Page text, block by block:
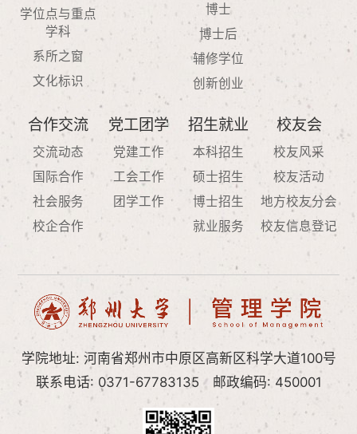
学位点与重点
学科
系所之窗
文化标识
博士
博士后
辅修学位
创新创业
合作交流
交流动态
国际合作
社会服务
校企合作
党工团学
党建工作
工会工作
团学工作
招生就业
本科招生
硕士招生
博士招生
就业服务
校友会
校友风采
校友活动
地方校友分会
校友信息登记
学院地址: 河南省郑州市中原区高新区科学大道100号
联系电话: 0371-67783135
邮政编码: 450001